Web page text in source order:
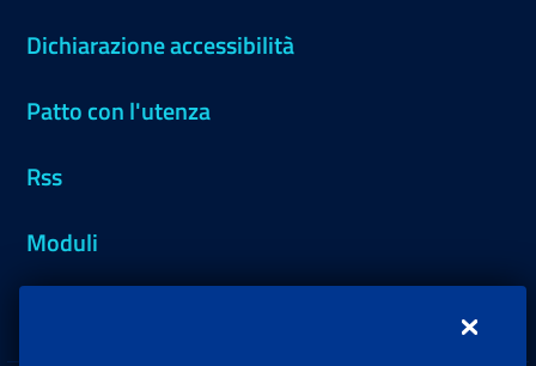
Dichiarazione accessibilità
Patto con l'utenza
Rss
Moduli